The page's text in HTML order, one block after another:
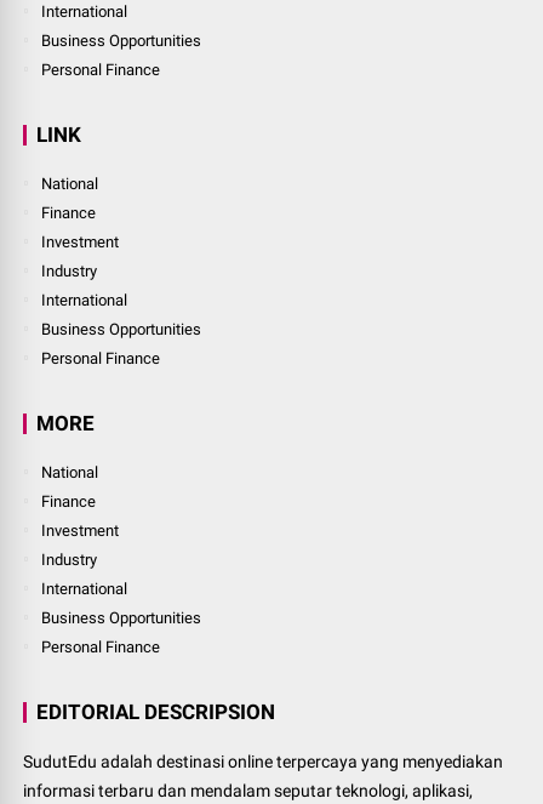
International
Business Opportunities
Personal Finance
LINK
National
Finance
Investment
Industry
International
Business Opportunities
Personal Finance
MORE
National
Finance
Investment
Industry
International
Business Opportunities
Personal Finance
EDITORIAL DESCRIPSION
SudutEdu adalah destinasi online terpercaya yang menyediakan
informasi terbaru dan mendalam seputar teknologi, aplikasi,